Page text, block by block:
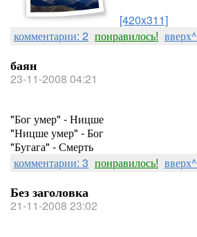
[420x311]
комментарии: 2 понравилось! вверх^
баян
23-11-2008 04:21
"Бог умер" - Ницше
"Ницше умер" - Бог
"Бугага" - Смерть
комментарии: 3 понравилось! вверх^
Без заголовка
21-11-2008 23:02